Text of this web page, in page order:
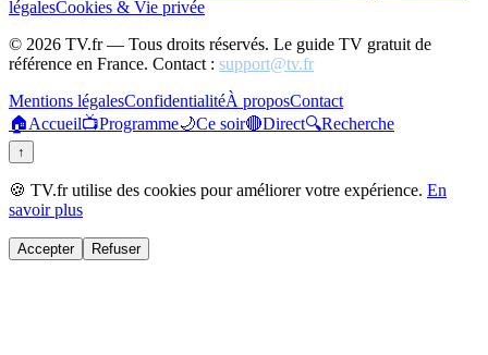
légalesCookies & Vie privée
© 2026 TV.fr — Tous droits réservés. Le guide TV gratuit de
référence en France. Contact : support@tv.fr
Mentions légalesConfidentialitéÀ proposContact
🏠Accueil📺Programme🌙Ce soir🔴Direct🔍Recherche
↑
🍪 TV.fr utilise des cookies pour améliorer votre expérience. En
savoir plus
Accepter Refuser